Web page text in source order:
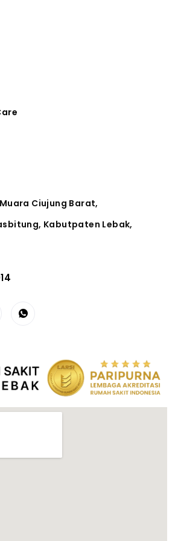
Ciujung Barat,
Kabutpaten Lebak,